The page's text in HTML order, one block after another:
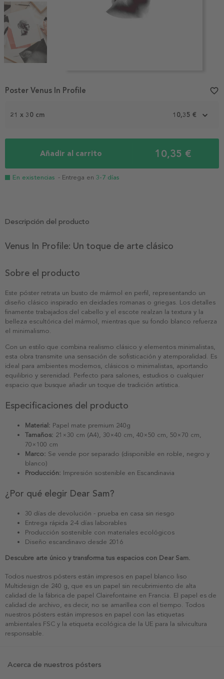
1
21 x 30 cm 10,35 €
Añadir al carrito 10,35 €
En existencias - Entrega en 3-7 días
Poster Venus In Profile favorite_border
Descripción del producto
Venus In Profile: Un toque de arte clásico
Sobre el producto
Este póster retrata un busto de mármol en perfil, representando un
diseño clásico inspirado en deidades romanas o griegas. Los detalles
finamente trabajados del cabello y el escote realzan la textura y la
belleza escultórica del mármol, mientras que su fondo blanco refuerza
el minimalismo.
Con un estilo que combina realismo clásico y elementos minimalistas,
esta obra transmite una sensación de sofisticación y atemporalidad. Es
ideal para ambientes modernos, clásicos o minimalistas, aportando
equilibrio y serenidad. Perfecto para salones, estudios o cualquier
espacio que busque añadir un toque de tradición artística.
Especificaciones del producto
Material: Papel mate premium 240g
Tamaños: 21×30 cm (A4), 30×40 cm, 40×50 cm, 50×70 cm,
70×100 cm
Marco: Se vende por separado (disponible en roble, negro y
blanco)
Producción: Impresión sostenible en Escandinavia
¿Por qué elegir Dear Sam?
30 días de devolución - prueba en casa sin riesgo
Entrega rápida 2-4 días laborables
Producción sostenible con materiales ecológicos
Diseño escandinavo desde 2016
Descubre arte único y transforma tus espacios con Dear Sam.
Todos nuestros pósters están impresos en papel blanco liso
Multidesign de 240 g, que es un papel sin recubrimiento de alta
calidad de la fábrica de papel Clairefontaine en Francia. El papel es de
calidad de archivo, es decir, no se amarillea con el tiempo. Todos
nuestros pósters están impresos en papel con las etiquetas
ambientales FSC y la etiqueta ecológica de la UE para la silvicultura
responsable.
Acerca de nuestros pósters